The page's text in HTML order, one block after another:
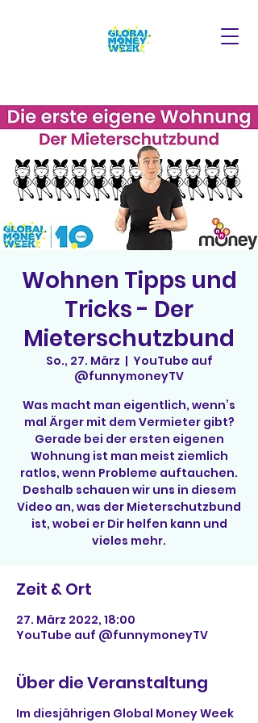
Wohnen Tipps und
Tricks - Der
Mieterschutzbund
So., 27. März
  |
YouTube auf
@funnymoneyTV
Was macht man eigentlich, wenn’s
mal Ärger mit dem Vermieter gibt?
Gerade bei der ersten eigenen
Wohnung ist man meist ziemlich
ratlos, wenn Probleme auftauchen.
Deshalb schauen wir uns in diesem
Video an, was der Mieterschutzbund
ist, wobei er Dir helfen kann und
vieles mehr.
Zeit & Ort
27. März 2022, 18:00
YouTube auf @funnymoneyTV
Über die Veranstaltung
Im diesjährigen Global Money Week